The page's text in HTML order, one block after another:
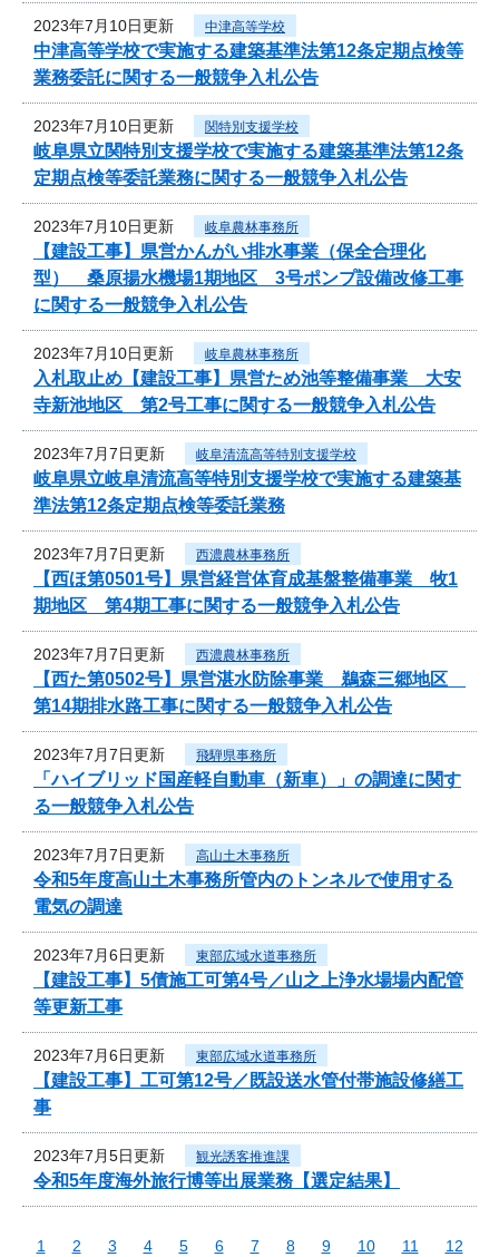
2023年7月10日更新 中津高等学校
中津高等学校で実施する建築基準法第12条定期点検等
業務委託に関する一般競争入札公告
2023年7月10日更新 関特別支援学校
岐阜県立関特別支援学校で実施する建築基準法第12条
定期点検等委託業務に関する一般競争入札公告
2023年7月10日更新 岐阜農林事務所
【建設工事】県営かんがい排水事業（保全合理化
型） 桑原揚水機場1期地区 3号ポンプ設備改修工事
に関する一般競争入札公告
2023年7月10日更新 岐阜農林事務所
入札取止め【建設工事】県営ため池等整備事業 大安
寺新池地区 第2号工事に関する一般競争入札公告
2023年7月7日更新 岐阜清流高等特別支援学校
岐阜県立岐阜清流高等特別支援学校で実施する建築基
準法第12条定期点検等委託業務
2023年7月7日更新 西濃農林事務所
【西ほ第0501号】県営経営体育成基盤整備事業 牧1
期地区 第4期工事に関する一般競争入札公告
2023年7月7日更新 西濃農林事務所
【西た第0502号】県営湛水防除事業 鵜森三郷地区
第14期排水路工事に関する一般競争入札公告
2023年7月7日更新 飛騨県事務所
「ハイブリッド国産軽自動車（新車）」の調達に関す
る一般競争入札公告
2023年7月7日更新 高山土木事務所
令和5年度高山土木事務所管内のトンネルで使用する
電気の調達
2023年7月6日更新 東部広域水道事務所
【建設工事】5債施工可第4号／山之上浄水場場内配管
等更新工事
2023年7月6日更新 東部広域水道事務所
【建設工事】工可第12号／既設送水管付帯施設修繕工
事
2023年7月5日更新 観光誘客推進課
令和5年度海外旅行博等出展業務【選定結果】
1 2 3 4 5 6 7 8 9 10 11
12